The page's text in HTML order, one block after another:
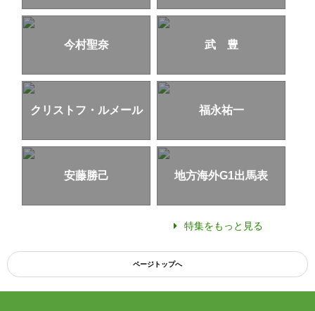
今村聖奈 武 豊
クリストフ・ルメール 福永祐一
安藤勝己 地方海外G1出馬表
特集をもっと見る
ページトップへ